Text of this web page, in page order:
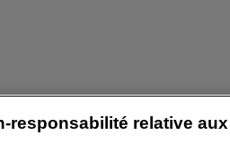
responsabilité relative aux